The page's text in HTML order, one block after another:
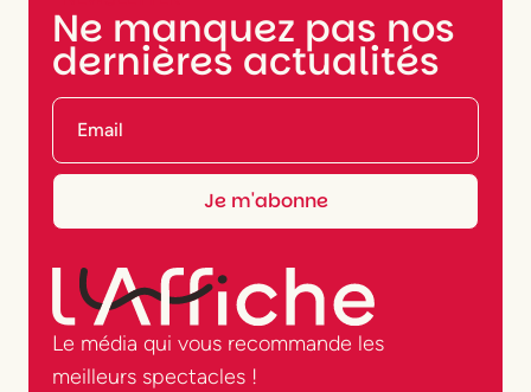
Ne manquez pas nos
dernières actualités
Le média qui vous recommande les
meilleurs spectacles !